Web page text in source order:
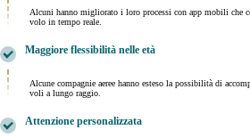
Alcuni hanno migliorato i loro processi con app mobili che
volo in tempo reale.
Maggiore flessibilità nelle età
Alcune compagnie aeree hanno esteso la possibilità di
voli a lungo raggio.
Attenzione personalizzata